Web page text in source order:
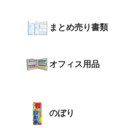
まとめ売り書類
オフィス用品
のぼり